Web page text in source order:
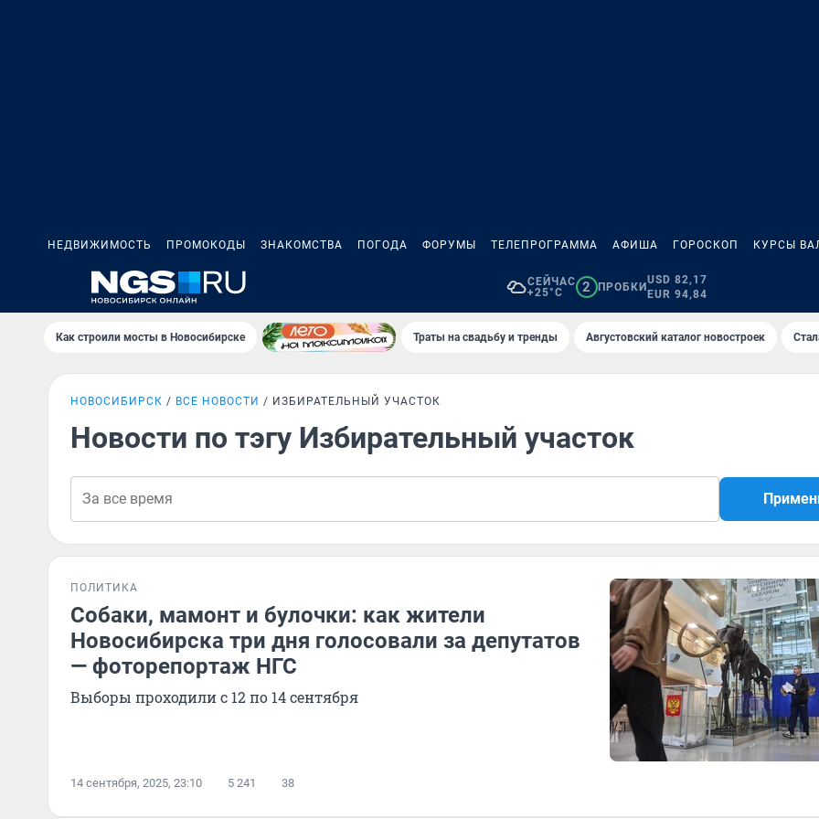
НЕДВИЖИМОСТЬ ПРОМОКОДЫ ЗНАКОМСТВА ПОГОДА ФОРУМЫ ТЕЛЕПРОГРАММА АФИША ГОРОСКОП КУРСЫ
СЕЙЧАС
+25°C
2 ПРОБКИ
USD 82,17
EUR 94,84
Как строили мосты в Новосибирске Траты на свадьбу и тренды Августовский каталог новостроек
НОВОСИБИРСК ВСЕ НОВОСТИ ИЗБИРАТЕЛЬНЫЙ УЧАСТОК
Новости по тэгу Избирательный участок
ПОЛИТИКА
Собаки, мамонт и булочки: как жители
Новосибирска три дня голосовали за депутатов
— фоторепортаж НГС
Выборы проходили с 12 по 14 сентября
14 сентября, 2025, 23:10 5 241 38